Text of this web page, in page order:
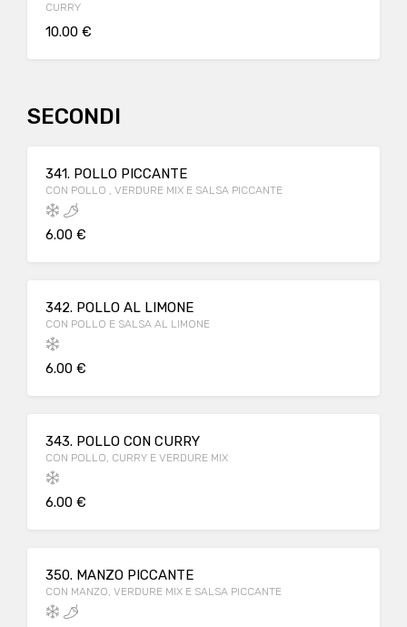
CURRY
10.00 €
SECONDI
341. POLLO PICCANTE
CON POLLO , VERDURE MIX E SALSA PICCANTE
6.00 €
342. POLLO AL LIMONE
CON POLLO E SALSA AL LIMONE
6.00 €
343. POLLO CON CURRY
CON POLLO, CURRY E VERDURE MIX
6.00 €
350. MANZO PICCANTE
CON MANZO, VERDURE MIX E SALSA PICCANTE